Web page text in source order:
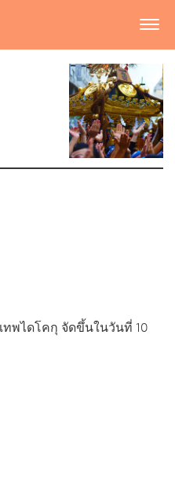
ทพไดโคกุ จัดขึ้นในวันที่ 10